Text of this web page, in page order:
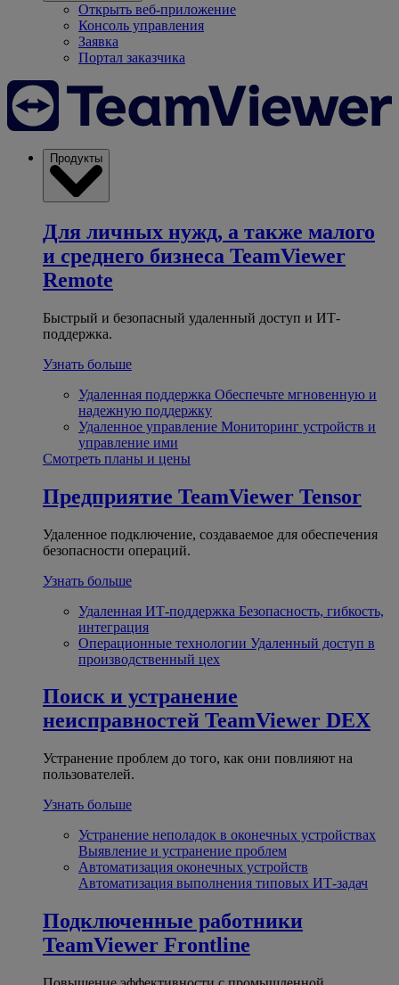
Открыть веб-приложение
Консоль управления
Заявка
Портал заказчика
Продукты
Для личных нужд, а также малого
и среднего бизнеса TeamViewer
Remote
Быстрый и безопасный удаленный доступ и ИТ-
поддержка.
Узнать больше
Удаленная поддержка Обеспечьте мгновенную и
надежную поддержку
Удаленное управление Мониторинг устройств и
управление ими
Смотреть планы и цены
Предприятие TeamViewer Tensor
Удаленное подключение, создаваемое для обеспечения
безопасности операций.
Узнать больше
Удаленная ИТ-поддержка Безопасность, гибкость,
интеграция
Операционные технологии Удаленный доступ в
производственный цех
Поиск и устранение
неисправностей TeamViewer DEX
Устранение проблем до того, как они повлияют на
пользователей.
Узнать больше
Устранение неполадок в оконечных устройствах
Выявление и устранение проблем
Автоматизация оконечных устройств
Автоматизация выполнения типовых ИТ-задач
Подключенные работники
TeamViewer Frontline